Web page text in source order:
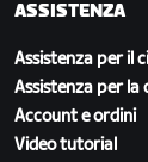
ASSISTENZA
Assistenza per il
Assistenza per la
Account e ordini
Video tutorial